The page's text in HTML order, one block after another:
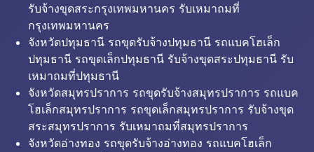
รับจ้างขุดสระกรุงเทพมหานคร รับเหมาถมที่
กรุงเทพมหานคร
จังหวัดปทุมธานี รถขุดรับจ้างปทุมธานี รถแบคโฮเล็ก
ปทุมธานี รถขุดเล็กปทุมธานี รับจ้างขุดสระปทุมธานี รับ
เหมาถมที่ปทุมธานี
จังหวัดสมุทรปราการ รถขุดรับจ้างสมุทรปราการ รถแบค
โฮเล็กสมุทรปราการ รถขุดเล็กสมุทรปราการ รับจ้างขุด
สระสมุทรปราการ รับเหมาถมที่สมุทรปราการ
จังหวัดอ่างทอง รถขุดรับจ้างอ่างทอง รถแบคโฮเล็ก